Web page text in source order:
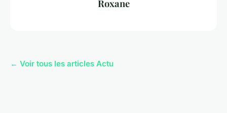
Roxane
← Voir tous les articles Actu